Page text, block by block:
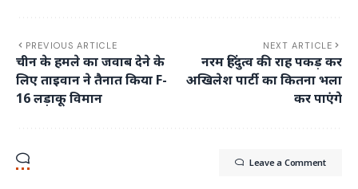
PREVIOUS ARTICLE
चीन के हमले का जवाब देने के
लिए ताइवान ने तैनात किया F-
16 लड़ाकू विमान
NEXT ARTICLE
नरम हिंदुत्व की राह पकड़ कर
अखिलेश पार्टी का कितना भला
कर पाएंगे
Leave a Comment